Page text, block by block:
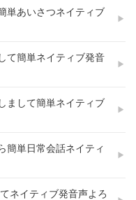
単あいさつネイティブ
て簡単ネイティブ発音
まして簡単ネイティブ
簡単日常会話ネイティ
ネイティブ発音声よろ